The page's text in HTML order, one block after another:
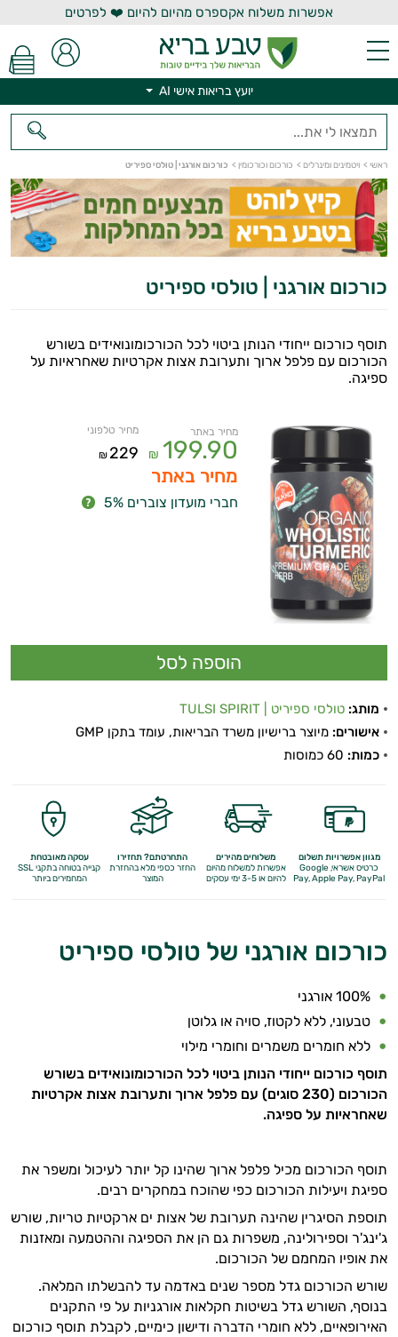
אפשרות משלוח אקספרס מהיום להיום ❤️ לפרטים
יועץ בריאות אישי AI
ראשי > ויטמינים ומינרלים > כורכום וכורכומין > כורכום אורגני | טולסי ספיריט
מולטי ויטמינים
Q10
ברזל
ויטמין A
ויטמין B
ויטמין C
ויטמינים לנשים
ויטמינים לגברים
טבעוניים | VEGAN
כורכום וכורכומין
כרום
כורכום אורגני | טולסי ספיריט
תוסף כורכום ייחודי הנותן ביטוי לכל הכורכומונואידים בשורש
הכורכום עם פלפל ארוך ותערובת אצות אקרטיות שאחראיות על
ספיגה.
מחיר באתר
199.90
₪
מחיר טלפוני
229
₪
מחיר באתר
חברי מועדון צוברים 5%
מותג: טולסי ספיריט | TULSI SPIRIT
אישורים: מיוצר ברישיון משרד הבריאות, עומד בתקן GMP
כמות:
מגוון אפשרויות תשלום
כרטיס אשראי, Google
Pay,Apple Pay, PayPal
משלוחים מהירים
אפשרות למשלוח מהיום
להיום או 3-5 ימי עסקים
התחרטתם? תחזירו
החזר כספי מלאבהחזרת
המוצר
עסקה מאובטחת
קנייה בטוחה בתקני SSL
המחמירים ביותר
כורכום אורגני של טולסי ספיריט
100% אורגני
טבעוני, ללא לקטוז, סויה או גלוטן
ללא חומרים משמרים וחומרי מילוי
תוסף כורכום ייחודי הנותן ביטוי לכל הכורכומונואידים בשורש
הכורכום (230 סוגים) עם פלפל ארוך ותערובת אצות אקרטיות
שאחראיות על ספיגה.
תוסף הכורכום מכיל פלפל ארוך שהינו קל יותר לעיכול ומשפר את
ספיגת ויעילות הכורכום כפי שהוכח במחקרים רבים.
תוספת הסיגרין שהינה תערובת של אצות ים ארקטיות טריות, שורש
ג'ינג'ר וספירולינה, משפרות גם הן את הספיגה וההטמעה ומאזנות
את אופיו המחמם של הכורכום.
שורש הכורכום גדל מספר שנים באדמה עד להבשלתו המלאה.
בנוסף, השורש גדל בשיטות חקלאות אורגניות על פי התקנים
האירופאיים, ללא חומרי הדברה ודישון כימיים, לקבלת תוסף כורכום
יועץ בריאות אישי AI